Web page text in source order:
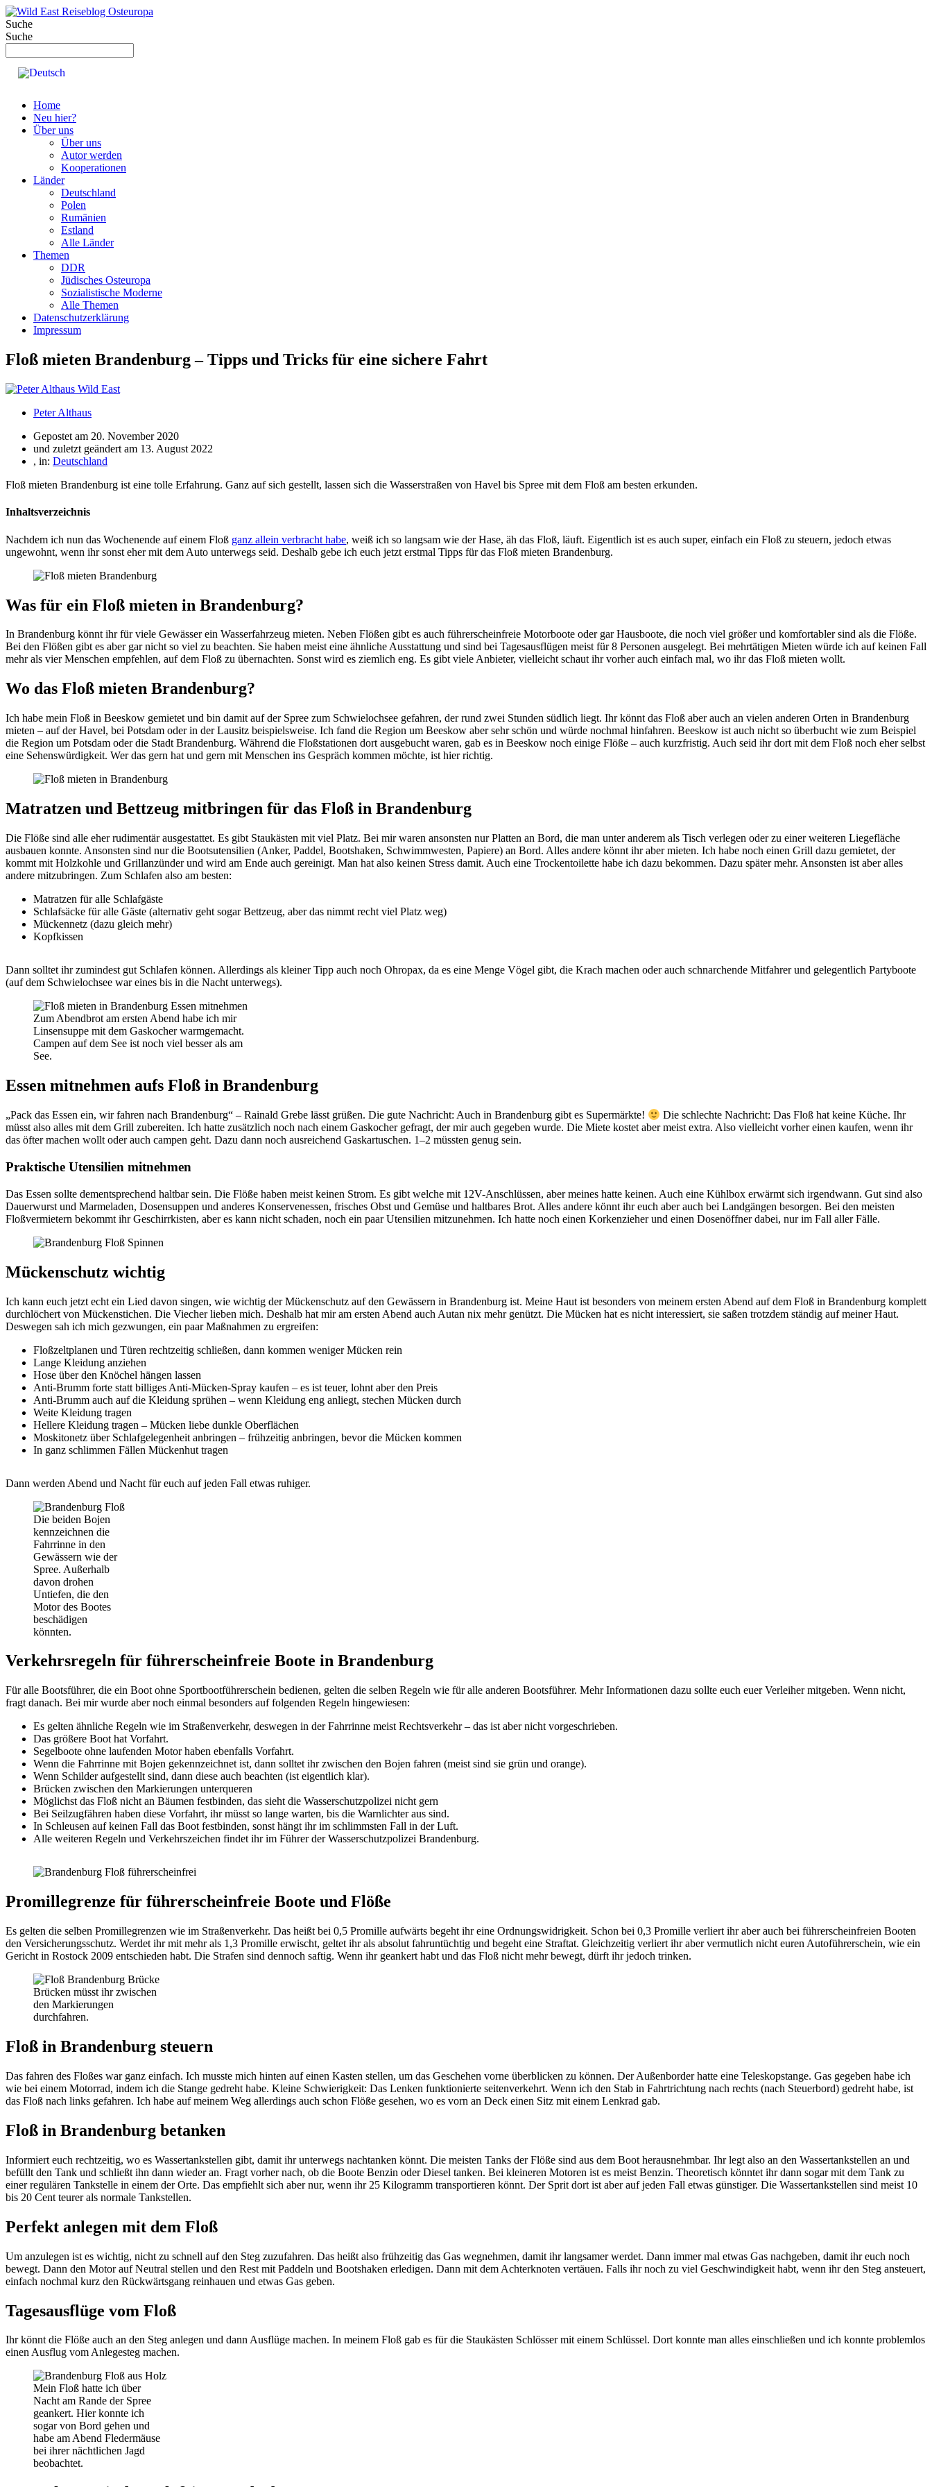
Zum
Inhalt
springen
Suche
Suche
Home
Neu hier?
Über uns
Über uns
Autor werden
Kooperationen
Länder
Deutschland
Polen
Rumänien
Estland
Alle Länder
Themen
DDR
Jüdisches Osteuropa
Sozialistische Moderne
Alle Themen
Datenschutzerklärung
Impressum
Floß mieten Brandenburg – Tipps und Tricks für eine sichere Fahrt
Peter Althaus
Gepostet am 20. November 2020
und zuletzt geändert am 13. August 2022
, in: Deutschland
Floß mieten Brandenburg ist eine tolle Erfahrung. Ganz auf sich gestellt, lassen sich die Wasserstraßen von Havel bis Spree mit dem Floß am besten erkunden.
Inhaltsverzeichnis
Nachdem ich nun das Wochenende auf einem Floß ganz allein verbracht habe, weiß ich so langsam wie der Hase, äh das Floß, läuft. Eigentlich ist es auch super, einfach ein Floß zu steuern, jedoch etwas
ungewohnt, wenn ihr sonst eher mit dem Auto unterwegs seid. Deshalb gebe ich euch jetzt erstmal Tipps für das Floß mieten Brandenburg.
Was für ein Floß mieten in Brandenburg?
In Brandenburg könnt ihr für viele Gewässer ein Wasserfahrzeug mieten. Neben Flößen gibt es auch führerscheinfreie Motorboote oder gar Hausboote, die noch viel größer und komfortabler sind als die Flöße.
Bei den Flößen gibt es aber gar nicht so viel zu beachten. Sie haben meist eine ähnliche Ausstattung und sind bei Tagesausflügen meist für 8 Personen ausgelegt. Bei mehrtätigen Mieten würde ich auf keinen Fall
mehr als vier Menschen empfehlen, auf dem Floß zu übernachten. Sonst wird es ziemlich eng. Es gibt viele Anbieter, vielleicht schaut ihr vorher auch einfach mal, wo ihr das Floß mieten wollt.
Wo das Floß mieten Brandenburg?
Ich habe mein Floß in Beeskow gemietet und bin damit auf der Spree zum Schwielochsee gefahren, der rund zwei Stunden südlich liegt. Ihr könnt das Floß aber auch an vielen anderen Orten in Brandenburg
mieten – auf der Havel, bei Potsdam oder in der Lausitz beispielsweise. Ich fand die Region um Beeskow aber sehr schön und würde nochmal hinfahren. Beeskow ist auch nicht so überbucht wie zum Beispiel
die Region um Potsdam oder die Stadt Brandenburg. Während die Floßstationen dort ausgebucht waren, gab es in Beeskow noch einige Flöße – auch kurzfristig. Auch seid ihr dort mit dem Floß noch eher selbst
eine Sehenswürdigkeit. Wer das gern hat und gern mit Menschen ins Gespräch kommen möchte, ist hier richtig.
Matratzen und Bettzeug mitbringen für das Floß in Brandenburg
Die Flöße sind alle eher rudimentär ausgestattet. Es gibt Staukästen mit viel Platz. Bei mir waren ansonsten nur Platten an Bord, die man unter anderem als Tisch verlegen oder zu einer weiteren Liegefläche
ausbauen konnte. Ansonsten sind nur die Bootsutensilien (Anker, Paddel, Bootshaken, Schwimmwesten, Papiere) an Bord. Alles andere könnt ihr aber mieten. Ich habe noch einen Grill dazu gemietet, der
kommt mit Holzkohle und Grillanzünder und wird am Ende auch gereinigt. Man hat also keinen Stress damit. Auch eine Trockentoilette habe ich dazu bekommen. Dazu später mehr. Ansonsten ist aber alles
andere mitzubringen. Zum Schlafen also am besten:
Matratzen für alle Schlafgäste
Schlafsäcke für alle Gäste (alternativ geht sogar Bettzeug, aber das nimmt recht viel Platz weg)
Mückennetz (dazu gleich mehr)
Kopfkissen
Dann solltet ihr zumindest gut Schlafen können. Allerdings als kleiner Tipp auch noch Ohropax, da es eine Menge Vögel gibt, die Krach machen oder auch schnarchende Mitfahrer und gelegentlich Partyboote
(auf dem Schwielochsee war eines bis in die Nacht unterwegs).
Zum Abendbrot am ersten Abend habe ich mir
Linsensuppe mit dem Gaskocher warmgemacht.
Campen auf dem See ist noch viel besser als am
See.
Essen mitnehmen aufs Floß in Brandenburg
„Pack das Essen ein, wir fahren nach Brandenburg“ – Rainald Grebe lässt grüßen. Die gute Nachricht: Auch in Brandenburg gibt es Supermärkte!
Die schlechte Nachricht: Das Floß hat keine Küche. Ihr
müsst also alles mit dem Grill zubereiten. Ich hatte zusätzlich noch nach einem Gaskocher gefragt, der mir auch gegeben wurde. Die Miete kostet aber meist extra. Also vielleicht vorher einen kaufen, wenn ihr
das öfter machen wollt oder auch campen geht. Dazu dann noch ausreichend Gaskartuschen. 1–2 müssten genug sein.
Praktische Utensilien mitnehmen
Das Essen sollte dementsprechend haltbar sein. Die Flöße haben meist keinen Strom. Es gibt welche mit 12V-Anschlüssen, aber meines hatte keinen. Auch eine Kühlbox erwärmt sich irgendwann. Gut sind also
Dauerwurst und Marmeladen, Dosensuppen und anderes Konservenessen, frisches Obst und Gemüse und haltbares Brot. Alles andere könnt ihr euch aber auch bei Landgängen besorgen. Bei den meisten
Floßvermietern bekommt ihr Geschirrkisten, aber es kann nicht schaden, noch ein paar Utensilien mitzunehmen. Ich hatte noch einen Korkenzieher und einen Dosenöffner dabei, nur im Fall aller Fälle.
Mückenschutz wichtig
Ich kann euch jetzt echt ein Lied davon singen, wie wichtig der Mückenschutz auf den Gewässern in Brandenburg ist. Meine Haut ist besonders von meinem ersten Abend auf dem Floß in Brandenburg komplett
durchlöchert von Mückenstichen. Die Viecher lieben mich. Deshalb hat mir am ersten Abend auch Autan nix mehr genützt. Die Mücken hat es nicht interessiert, sie saßen trotzdem ständig auf meiner Haut.
Deswegen sah ich mich gezwungen, ein paar Maßnahmen zu ergreifen:
Floßzeltplanen und Türen rechtzeitig schließen, dann kommen weniger Mücken rein
Lange Kleidung anziehen
Hose über den Knöchel hängen lassen
Anti-Brumm forte statt billiges Anti-Mücken-Spray kaufen – es ist teuer, lohnt aber den Preis
Anti-Brumm auch auf die Kleidung sprühen – wenn Kleidung eng anliegt, stechen Mücken durch
Weite Kleidung tragen
Hellere Kleidung tragen – Mücken liebe dunkle Oberflächen
Moskitonetz über Schlafgelegenheit anbringen – frühzeitig anbringen, bevor die Mücken kommen
In ganz schlimmen Fällen Mückenhut tragen
Dann werden Abend und Nacht für euch auf jeden Fall etwas ruhiger.
Die beiden Bojen
kennzeichnen die
Fahrrinne in den
Gewässern wie der
Spree. Außerhalb
davon drohen
Untiefen, die den
Motor des Bootes
beschädigen
könnten.
Verkehrsregeln für führerscheinfreie Boote in Brandenburg
Für alle Bootsführer, die ein Boot ohne Sportbootführerschein bedienen, gelten die selben Regeln wie für alle anderen Bootsführer. Mehr Informationen dazu sollte euch euer Verleiher mitgeben. Wenn nicht,
fragt danach. Bei mir wurde aber noch einmal besonders auf folgenden Regeln hingewiesen:
Es gelten ähnliche Regeln wie im Straßenverkehr, deswegen in der Fahrrinne meist Rechtsverkehr – das ist aber nicht vorgeschrieben.
Das größere Boot hat Vorfahrt.
Segelboote ohne laufenden Motor haben ebenfalls Vorfahrt.
Wenn die Fahrrinne mit Bojen gekennzeichnet ist, dann solltet ihr zwischen den Bojen fahren (meist sind sie grün und orange).
Wenn Schilder aufgestellt sind, dann diese auch beachten (ist eigentlich klar).
Brücken zwischen den Markierungen unterqueren
Möglichst das Floß nicht an Bäumen festbinden, das sieht die Wasserschutzpolizei nicht gern
Bei Seilzugfähren haben diese Vorfahrt, ihr müsst so lange warten, bis die Warnlichter aus sind.
In Schleusen auf keinen Fall das Boot festbinden, sonst hängt ihr im schlimmsten Fall in der Luft.
Alle weiteren Regeln und Verkehrszeichen findet ihr im Führer der Wasserschutzpolizei Brandenburg.
Promillegrenze für führerscheinfreie Boote und Flöße
Es gelten die selben Promillegrenzen wie im Straßenverkehr. Das heißt bei 0,5 Promille aufwärts begeht ihr eine Ordnungswidrigkeit. Schon bei 0,3 Promille verliert ihr aber auch bei führerscheinfreien Booten
den Versicherungsschutz. Werdet ihr mit mehr als 1,3 Promille erwischt, geltet ihr als absolut fahruntüchtig und begeht eine Straftat. Gleichzeitig verliert ihr aber vermutlich nicht euren Autoführerschein, wie ein
Gericht in Rostock 2009 entschieden habt. Die Strafen sind dennoch saftig. Wenn ihr geankert habt und das Floß nicht mehr bewegt, dürft ihr jedoch trinken.
Brücken müsst ihr zwischen
den Markierungen
durchfahren.
Floß in Brandenburg steuern
Das fahren des Floßes war ganz einfach. Ich musste mich hinten auf einen Kasten stellen, um das Geschehen vorne überblicken zu können. Der Außenborder hatte eine Teleskopstange. Gas gegeben habe ich
wie bei einem Motorrad, indem ich die Stange gedreht habe. Kleine Schwierigkeit: Das Lenken funktionierte seitenverkehrt. Wenn ich den Stab in Fahrtrichtung nach rechts (nach Steuerbord) gedreht habe, ist
das Floß nach links gefahren. Ich habe auf meinem Weg allerdings auch schon Flöße gesehen, wo es vorn an Deck einen Sitz mit einem Lenkrad gab.
Floß in Brandenburg betanken
Informiert euch rechtzeitig, wo es Wassertankstellen gibt, damit ihr unterwegs nachtanken könnt. Die meisten Tanks der Flöße sind aus dem Boot herausnehmbar. Ihr legt also an den Wassertankstellen an und
befüllt den Tank und schließt ihn dann wieder an. Fragt vorher nach, ob die Boote Benzin oder Diesel tanken. Bei kleineren Motoren ist es meist Benzin. Theoretisch könntet ihr dann sogar mit dem Tank zu
einer regulären Tankstelle in einem der Orte. Das empfiehlt sich aber nur, wenn ihr 25 Kilogramm transportieren könnt. Der Sprit dort ist aber auf jeden Fall etwas günstiger. Die Wassertankstellen sind meist 10
bis 20 Cent teurer als normale Tankstellen.
Perfekt anlegen mit dem Floß
Um anzulegen ist es wichtig, nicht zu schnell auf den Steg zuzufahren. Das heißt also frühzeitig das Gas wegnehmen, damit ihr langsamer werdet. Dann immer mal etwas Gas nachgeben, damit ihr euch noch
bewegt. Dann den Motor auf Neutral stellen und den Rest mit Paddeln und Bootshaken erledigen. Dann mit dem Achterknoten vertäuen. Falls ihr noch zu viel Geschwindigkeit habt, wenn ihr den Steg ansteuert,
einfach nochmal kurz den Rückwärtsgang reinhauen und etwas Gas geben.
Tagesausflüge vom Floß
Ihr könnt die Flöße auch an den Steg anlegen und dann Ausflüge machen. In meinem Floß gab es für die Staukästen Schlösser mit einem Schlüssel. Dort konnte man alles einschließen und ich konnte problemlos
einen Ausflug vom Anlegesteg machen.
Mein Floß hatte ich über
Nacht am Rande der Spree
geankert. Hier konnte ich
sogar von Bord gehen und
habe am Abend Fledermäuse
bei ihrer nächtlichen Jagd
beobachtet.